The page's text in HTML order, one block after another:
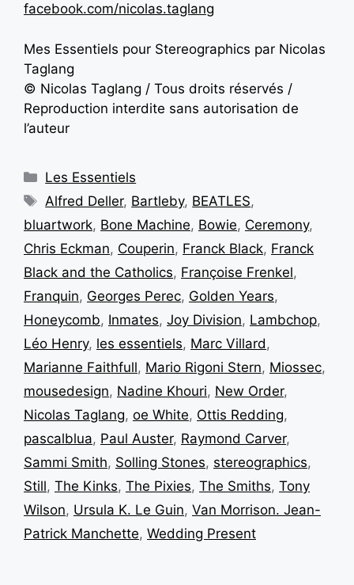
facebook.com/nicolas.taglang
Mes Essentiels pour Stereographics par Nicolas
Taglang
© Nicolas Taglang / Tous droits réservés /
Reproduction interdite sans autorisation de
l’auteur
Les Essentiels
Alfred Deller, Bartleby, BEATLES,
bluartwork, Bone Machine, Bowie, Ceremony,
Chris Eckman, Couperin, Franck Black, Franck
Black and the Catholics, Françoise Frenkel,
Franquin, Georges Perec, Golden Years,
Honeycomb, Inmates, Joy Division, Lambchop,
Léo Henry, les essentiels, Marc Villard ,
Marianne Faithfull, Mario Rigoni Stern, Miossec,
mousedesign, Nadine Khouri, New Order,
Nicolas Taglang, oe White, Ottis Redding,
pascalblua, Paul Auster, Raymond Carver,
Sammi Smith, Solling Stones, stereographics,
Still, The Kinks, The Pixies, The Smiths, Tony
Wilson, Ursula K. Le Guin, Van Morrison. Jean-
Patrick Manchette, Wedding Present